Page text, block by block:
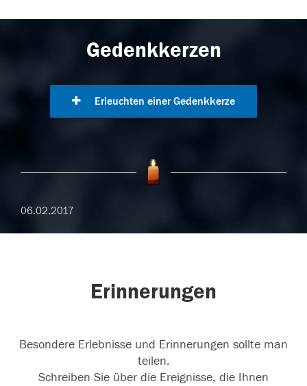
Gedenkkerzen
Erleuchten einer Gedenkkerze
06.02.2017
Erinnerungen
Besondere Erlebnisse und Erinnerungen sollte man
teilen.
Schreiben Sie über die Ereignisse, die Ihnen